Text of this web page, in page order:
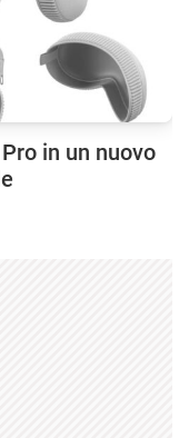
in un nuovo